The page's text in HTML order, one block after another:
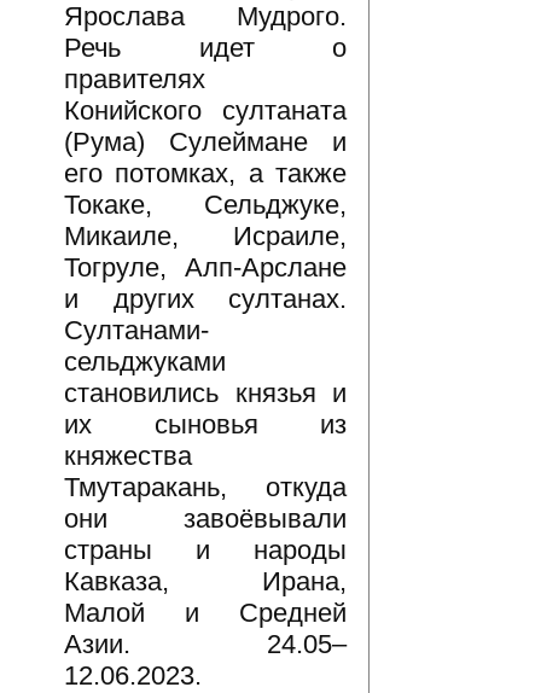
Ярослава Мудрого.
Речь идет о
правителях
Конийского султаната
(Рума) Сулеймане и
его потомках, а также
Токаке, Сельджуке,
Микаиле, Исраиле,
Тогруле, Алп-Арслане
и других султанах.
Султанами-
сельджуками
становились князья и
их сыновья из
княжества
Тмутаракань, откуда
они завоёвывали
страны и народы
Кавказа, Ирана,
Малой и Средней
Азии. 24.05–
12.06.2023.